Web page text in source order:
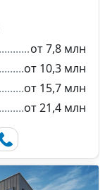
от 7,8 млн
от 10,3 млн
от 15,7 млн
от 21,4 млн